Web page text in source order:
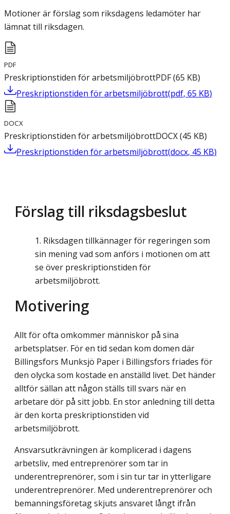
Motioner är förslag som riksdagens ledamöter har
lämnat till riksdagen.
PDF
Preskriptionstiden för arbetsmiljöbrottPDF(65 KB)
Preskriptionstiden för arbetsmiljöbrott(pdf, 65 KB)
DOCX
Preskriptionstiden för arbetsmiljöbrottDOCX(45 KB)
Preskriptionstiden för arbetsmiljöbrott(docx, 45 KB)
Förslag till riksdagsbeslut
Riksdagen tillkännager för regeringen som
sin mening vad som anförs i motionen om att
se över preskriptionstiden för
arbetsmiljöbrott.
Motivering
Allt för ofta omkommer människor på sina
arbetsplatser. För en tid sedan kom domen där
Billingsfors Munksjö Paper i Billingsfors friades för
den olycka som kostade en anställd livet. Det händer
alltför sällan att någon ställs till svars när en
arbetare dör på sitt jobb. En stor anledning till detta
är den korta preskriptionstiden vid
arbetsmiljöbrott.
Ansvarsutkrävningen är komplicerad i dagens
arbetsliv, med entreprenörer som tar in
underentreprenörer, som i sin tur tar in ytterligare
underentreprenörer. Med underentreprenörer och
bemanningsföretag skjuts ansvaret långt ifrån